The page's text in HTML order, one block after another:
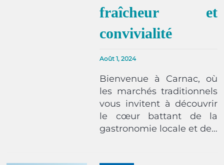
fraîcheur et
convivialité
Août 1, 2024
Bienvenue à Carnac, où
les marchés traditionnels
vous invitent à découvrir
le cœur battant de la
gastronomie locale et de…